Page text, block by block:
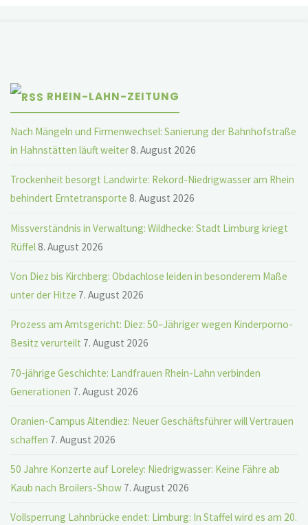
RHEIN-LAHN-ZEITUNG
Nach Mängeln und Firmenwechsel: Sanierung der Bahnhofstraße
in Hahnstätten läuft weiter8. August 2026
Trockenheit besorgt Landwirte: Rekord-Niedrigwasser am Rhein
behindert Erntetransporte 8. August 2026
Missverständnis in Verwaltung: Wildhecke: Stadt Limburg kriegt
Rüffel8. August 2026
Von Diez bis Kirchberg: Obdachlose leiden in besonderem Maße
unter der Hitze 7. August 2026
Prozess am Amtsgericht: Diez: 50–Jähriger wegen Kinderporno-
Besitz verurteilt 7. August 2026
70-jährige Geschichte: Landfrauen Rhein-Lahn verbinden
Generationen 7. August 2026
Oranien-Campus Altendiez: Neuer Geschäftsführer will Vertrauen
schaffen 7. August 2026
50 Jahre Konzerte auf Loreley: Niedrigwasser: Keine Fähre ab
Kaub nach Broilers-Show 7. August 2026
Vollsperrung Lahnbrücke endet: Limburg: In Staffel wird es am 20.